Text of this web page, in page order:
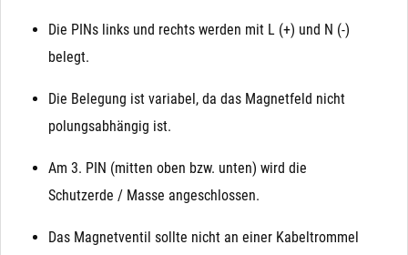
Die PINs links und rechts werden mit L (+) und N (-)
belegt.
Die Belegung ist variabel, da das Magnetfeld nicht
polungsabhängig ist.
Am 3. PIN (mitten oben bzw. unten) wird die
Schutzerde / Masse angeschlossen.
Das Magnetventil sollte nicht an einer Kabeltrommel